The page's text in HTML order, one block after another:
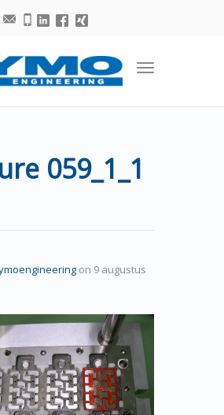
Toggle
059_1_1
on 9 augustus